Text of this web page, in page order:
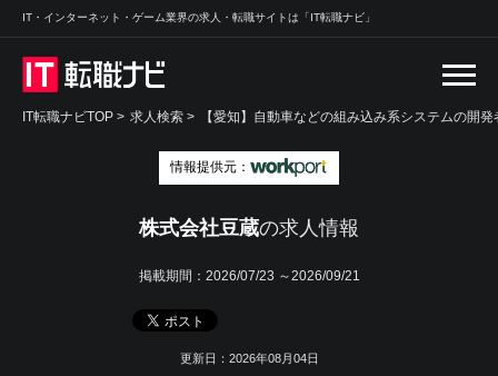
IT・インターネット・ゲーム業界の求人・転職サイトは「IT転職ナビ」
IT転職ナビTOP > 求人検索 > 【愛知】自動車などの組み込み系システムの開
情報提供元：
株式会社豆蔵の求人情報
掲載期間： 2026/07/23 ～2026/09/21
更新日：2026年08月04日